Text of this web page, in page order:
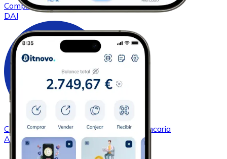
ComprarDAIcon transferencia bancaria
DAI
ComprarCardanocon transferencia bancaria
ADA